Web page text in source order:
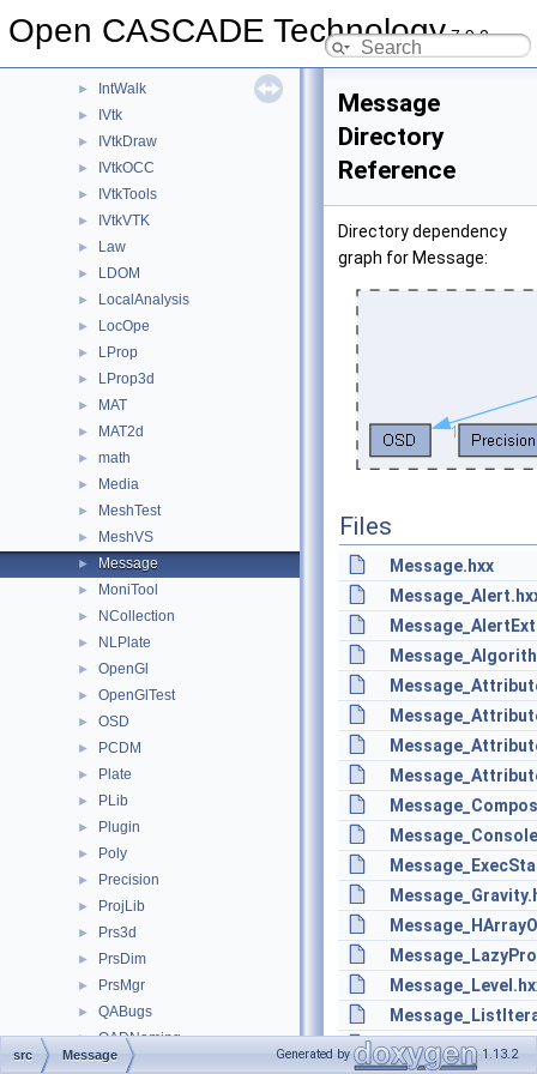
Open CASCADE Technology7.9.0
IntSurf
► IntWalk
► IVtk
► IVtkDraw
► IVtkOCC
► IVtkTools
► IVtkVTK
► Law
► LDOM
► LocalAnalysis
► LocOpe
► LProp
► LProp3d
► MAT
► MAT2d
► math
► Media
► MeshTest
► MeshVS
► Message
► MoniTool
► NCollection
► NLPlate
► OpenGl
► OpenGlTest
► OSD
► PCDM
► Plate
► PLib
► Plugin
► Poly
► Precision
► ProjLib
► Prs3d
► PrsDim
► PrsMgr
► QABugs
► QADNaming
► QADraw
Message
Directory
Reference
Directory dependency
graph for Message:
Files
Message.hxx
src Message Generated by 1.13.2